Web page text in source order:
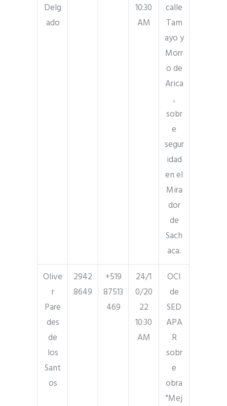
Delg
ado
10:30
AM
calle
Tam
ayo y
Morr
o de
Arica
,
sobr
e
segur
idad
en el
Mira
dor
de
Sach
aca.
Olive
r
Pare
des
de
los
Sant
os
2942
8649
+519
87513
469
24/1
0/20
22
10:30
AM
OCI
de
SED
APA
R
sobr
e
obra
"Mej